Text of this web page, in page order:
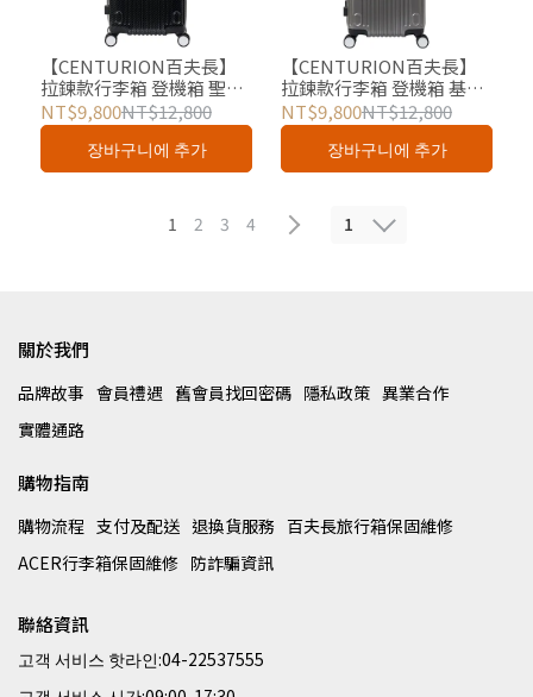
【CENTURION百夫長】
拉鍊款行李箱 登機箱 聖克
羅伊碳纖維黑色 20吋 總代
理
NT$9,800NT$12,800
장바구니에 추가
【CENTURION百夫長】
拉鍊款行李箱 登機箱 基爾
消光灰 20吋 總代理
NT$9,800NT$12,800
장바구니에 추가
1 2 3 4 1
關於我們
品牌故事 會員禮遇 舊會員找回密碼 隱私政策 異業合作
實體通路
購物指南
購物流程 支付及配送 退換貨服務 百夫長旅行箱保固維修
ACER行李箱保固維修 防詐騙資訊
聯絡資訊
고객 서비스 핫라인:04-22537555